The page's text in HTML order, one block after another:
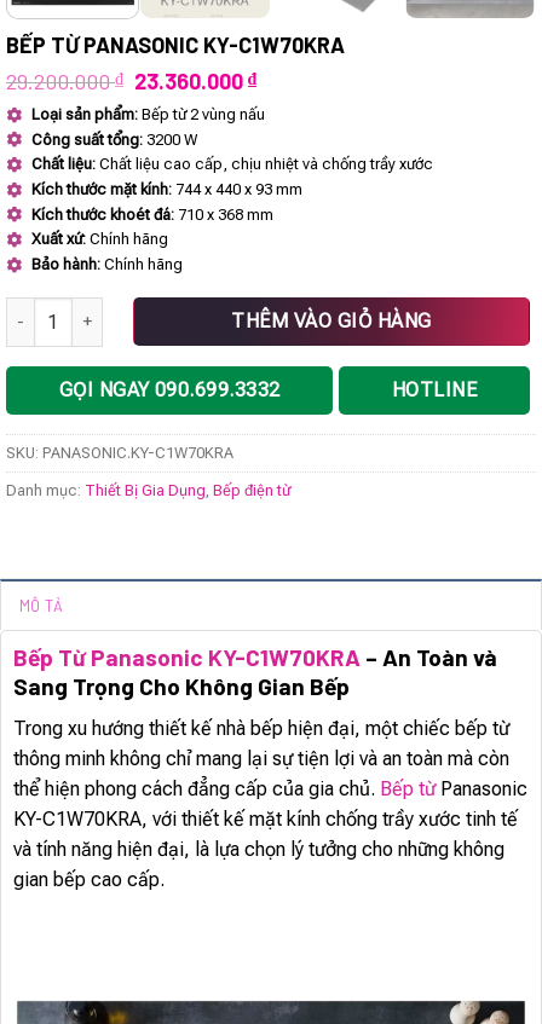
BẾP TỪ PANASONIC KY-C1W70KRA
29.200.000₫ Giá
gốc
là:
29.200.000 ₫.
23.360.000₫Giá
hiện
tại
23.360.000 ₫.
Loại sản phẩm: Bếp từ 2 vùng nấu
Công suất tổng: 3200 W
Chất liệu: Chất liệu cao cấp, chịu nhiệt và chống trầy xước
Kích thước mặt kính: 744 x 440 x 93 mm
Kích thước khoét đá: 710 x 368 mm
Xuất xứ: Chính hãng
Bảo hành: Chính hãng
Bếp từ PANASONIC KY-C1W70KRA số lượng
THÊM VÀO GIỎ HÀNG
GỌI NGAY 090.699.3332 HOTLINE
SKU: PANASONIC.KY-C1W70KRA
Danh mục: Thiết Bị Gia Dụng Bếp điện từ
MÔ TẢ
Bếp Từ Panasonic KY-C1W70KRA – An Toàn và
Sang Trọng Cho Không Gian Bếp
Trong xu hướng thiết kế nhà bếp hiện đại, một chiếc bếp từ
thông minh không chỉ mang lại sự tiện lợi và an toàn mà còn
thể hiện phong cách đẳng cấp của gia chủ. Bếp từPanasonic
KY-C1W70KRA, với thiết kế mặt kính chống trầy xước tinh tế
và tính năng hiện đại, là lựa chọn lý tưởng cho những không
gian bếp cao cấp.